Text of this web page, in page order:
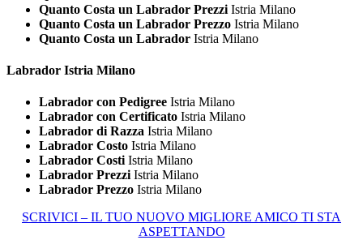
Quanto Costa un Labrador Prezzi Istria Milano
Quanto Costa un Labrador Prezzo Istria Milano
Quanto Costa un Labrador Istria Milano
Labrador Istria Milano
Labrador con Pedigree Istria Milano
Labrador con Certificato Istria Milano
Labrador di Razza Istria Milano
Labrador Costo Istria Milano
Labrador Costi Istria Milano
Labrador Prezzi Istria Milano
Labrador Prezzo Istria Milano
SCRIVICI – IL TUO NUOVO MIGLIORE AMICO TI STA
ASPETTANDO